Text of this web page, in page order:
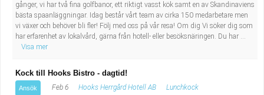
Socialt arbete
Säkerhetsarbete
Tekniskt arbete
Fastighetsskötare
Informatör/Kommunikatör
Brevbärare
gånger, vi har två fina golfbanor, ett riktigt vasst kök samt en av Skandinaviens
bästa spaanläggningar. Idag består vårt team av cirka 150 medarbetare men
vi växer och behöver bli fler! Följ med oss på vår resa! Om dig Vi söker dig som
har erfarenhet av lokalvård, gärna från hotell- eller besöksnäringen. Du har ...
Visa mer
Kock till Hooks Bistro - dagtid!
Ansök Feb 6 Hooks Herrgård Hotell AB Lunchkock